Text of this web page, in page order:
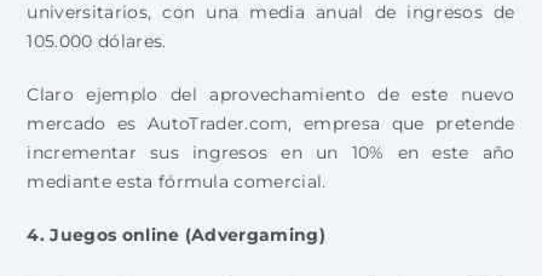
universitarios, con una media anual de ingresos de
105.000 dólares.
Claro ejemplo del aprovechamiento de este nuevo
mercado es AutoTrader.com, empresa que pretende
incrementar sus ingresos en un 10% en este año
mediante esta fórmula comercial.
4. Juegos online (Advergaming)